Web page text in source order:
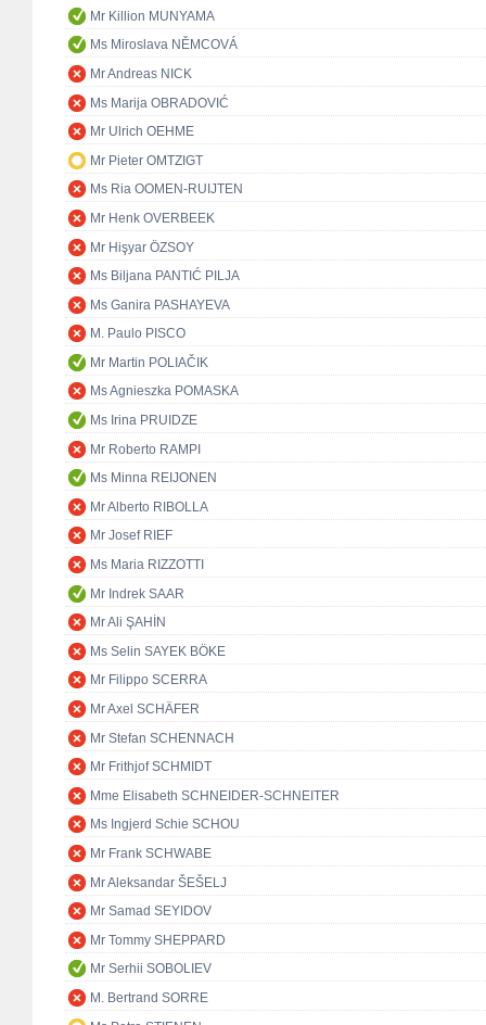
Mr Killion MUNYAMA
Ms Miroslava NĚMCOVÁ
Mr Andreas NICK
Ms Marija OBRADOVIĆ
Mr Ulrich OEHME
Mr Pieter OMTZIGT
Ms Ria OOMEN-RUIJTEN
Mr Henk OVERBEEK
Mr Hişyar ÖZSOY
Ms Biljana PANTIĆ PILJA
Ms Ganira PASHAYEVA
M. Paulo PISCO
Mr Martin POLIAČIK
Ms Agnieszka POMASKA
Ms Irina PRUIDZE
Mr Roberto RAMPI
Ms Minna REIJONEN
Mr Alberto RIBOLLA
Mr Josef RIEF
Ms Maria RIZZOTTI
Mr Indrek SAAR
Mr Ali ŞAHİN
Ms Selin SAYEK BÖKE
Mr Filippo SCERRA
Mr Axel SCHÄFER
Mr Stefan SCHENNACH
Mr Frithjof SCHMIDT
Mme Elisabeth SCHNEIDER-SCHNEITER
Ms Ingjerd Schie SCHOU
Mr Frank SCHWABE
Mr Aleksandar ŠEŠELJ
Mr Samad SEYIDOV
Mr Tommy SHEPPARD
Mr Serhii SOBOLIEV
M. Bertrand SORRE